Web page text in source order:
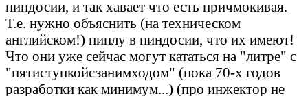
пиндосии, и так хавает что есть причмокивая.
Т.е. нужно объяснить (на техническом
английском!) пиплу в пиндосии, что их имеют!
Что они уже сейчас могут кататься на "литре" с
"пятиступкойсзанимходом" (пока 70-х годов
разработки как минимум...) (про инжектор не